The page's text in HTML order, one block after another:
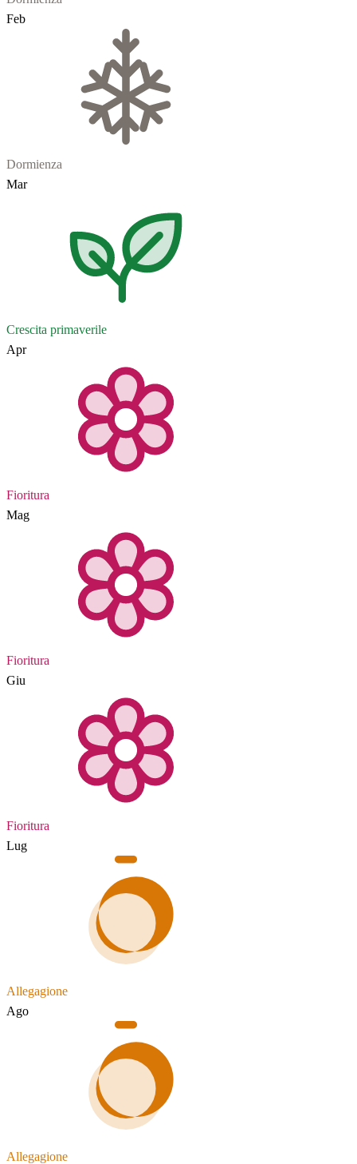
Feb
Dormienza
Mar
Crescita primaverile
Apr
Fioritura
Mag
Fioritura
Giu
Fioritura
Lug
Allegagione
Ago
Allegagione